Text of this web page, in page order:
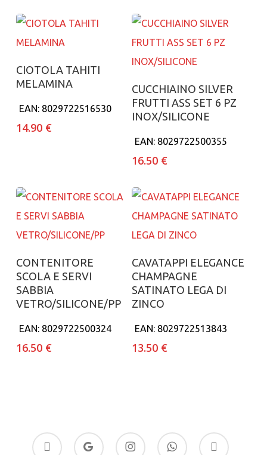
Aggiungi al carrello
CIOTOLA TAHITI
MELAMINA
EAN: 8029722516530
14.90 €
Aggiungi al carrello
CUCCHIAINO SILVER
FRUTTI ASS SET 6 PZ
INOX/SILICONE
EAN: 8029722500355
16.50 €
Aggiungi al carrello
CONTENITORE
SCOLA E SERVI
SABBIA
VETRO/SILICONE/PP
EAN: 8029722500324
16.50 €
Aggiungi al carrello
CAVATAPPI ELEGANCE
CHAMPAGNE
SATINATO LEGA DI
ZINCO
EAN: 8029722513843
13.50 €
facebook
google-
plus
instagram whatsapp tiktok